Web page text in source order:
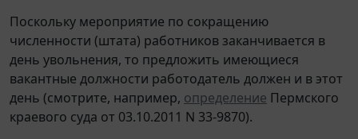
Поскольку мероприятие по сокращению
численности (штата) работников заканчивается в
день увольнения, то предложить имеющиеся
вакантные должности работодатель должен и в этот
день (смотрите, например, определение Пермского
краевого суда от 03.10.2011 N 33-9870).